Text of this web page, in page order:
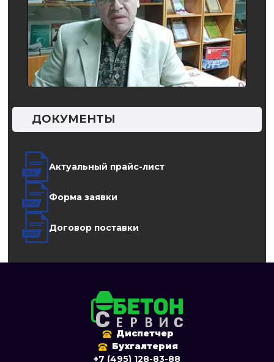
ДОКУМЕНТЫ
Актуальный прайс-лист
Форма заявки
Договор поставки
Диспетчер
Бухгалтерия
+7 (495) 128-83-88